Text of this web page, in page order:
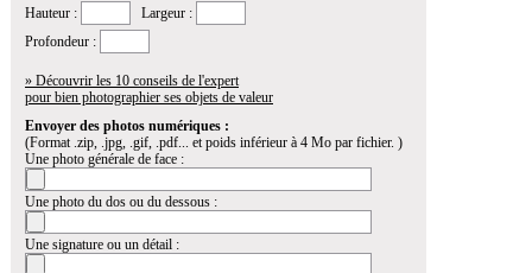
Hauteur :
Largeur :
Profondeur :
» Découvrir les 10 conseils de l'expert
pour bien photographier ses objets de valeur
Envoyer des photos numériques :
(Format .zip, .jpg, .gif, .pdf... et poids inférieur à 4 Mo par fichier. )
Une photo générale de face :
Une photo du dos ou du dessous :
Une signature ou un détail :